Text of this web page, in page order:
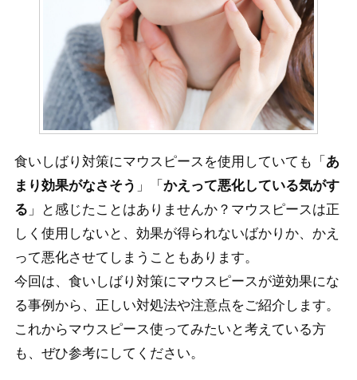
食いしばり対策にマウスピースを使用していても「 あ
まり効果がなさそう 」「 かえって悪化している気がす
る 」と感じたことはありませんか？マウスピースは正
しく使用しないと、効果が得られないばかりか、かえ
って悪化させてしまうこともあります。
今回は、食いしばり対策にマウスピースが逆効果にな
る事例から、正しい対処法や注意点をご紹介します。
これからマウスピース使ってみたいと考えている方
も、ぜひ参考にしてください。